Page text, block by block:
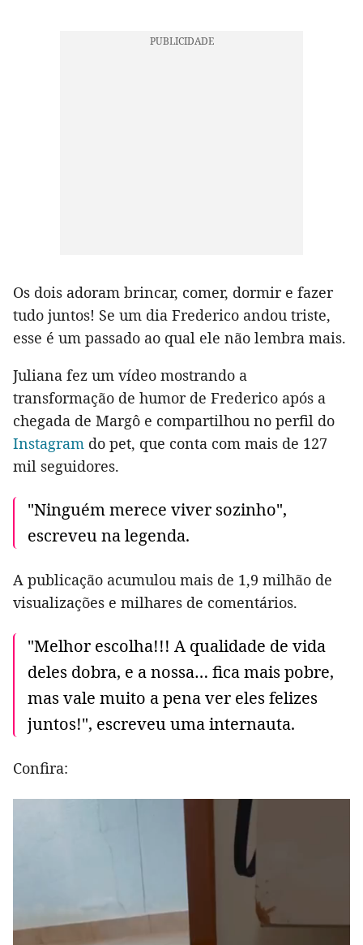
Os dois adoram brincar, comer, dormir e fazer
tudo juntos! Se um dia Frederico andou triste,
esse é um passado ao qual ele não lembra mais.
Juliana fez um vídeo mostrando a
transformação de humor de Frederico após a
chegada de Margô e compartilhou no perfil do
Instagram do pet, que conta com mais de 127
mil seguidores.
"Ninguém merece viver sozinho",
escreveu na legenda.
A publicação acumulou mais de 1,9 milhão de
visualizações e milhares de comentários.
"Melhor escolha!!! A qualidade de vida
deles dobra, e a nossa… fica mais pobre,
mas vale muito a pena ver eles felizes
juntos!", escreveu uma internauta.
Confira: